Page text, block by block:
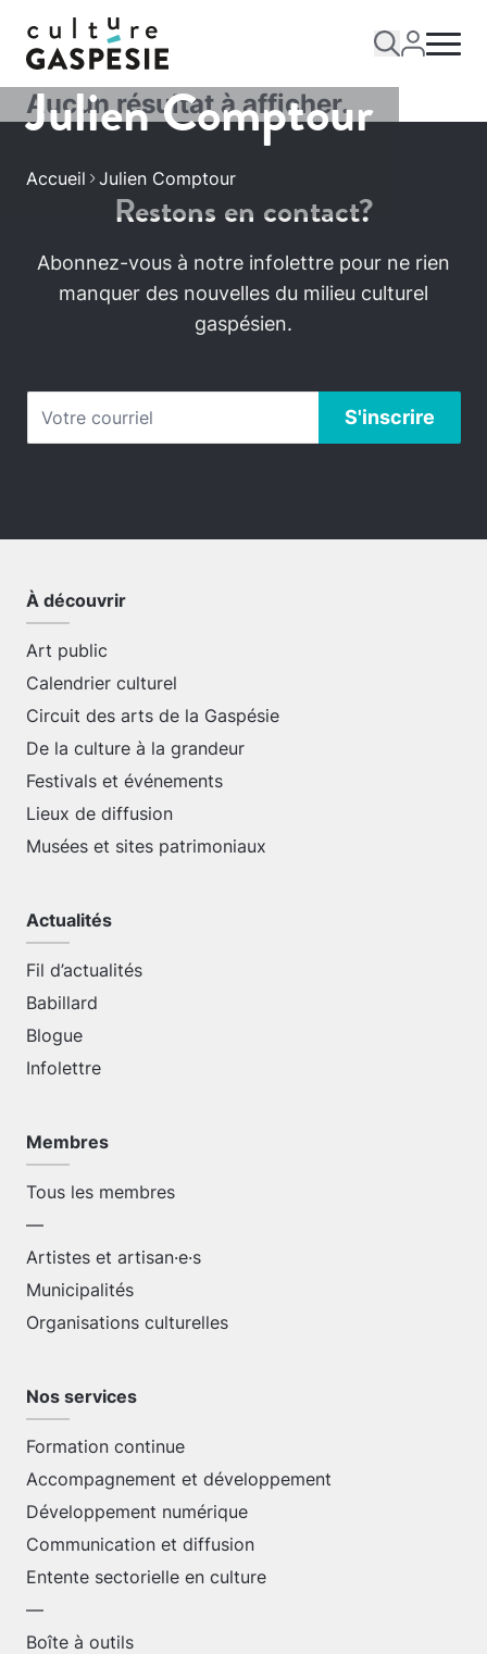
Julien Comptour
Accueil Julien Comptour
Aucun résultat à afficher.
Restons en contact?
Abonnez-vous à notre infolettre pour ne rien
manquer des nouvelles du milieu culturel
gaspésien.
À découvrir
Art public
Calendrier culturel
Circuit des arts de la Gaspésie
De la culture à la grandeur
Festivals et événements
Lieux de diffusion
Musées et sites patrimoniaux
Actualités
Fil d’actualités
Babillard
Blogue
Infolettre
Membres
Tous les membres
—
Artistes et artisan·e·s
Municipalités
Organisations culturelles
Nos services
Formation continue
Accompagnement et développement
Développement numérique
Communication et diffusion
Entente sectorielle en culture
—
Boîte à outils